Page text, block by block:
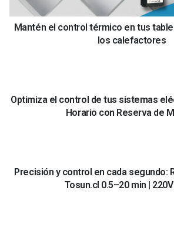
Mantén el control térmico en tus
los calefactores
Optimiza el control de tus sistemas
Horario con Reserva de
Precisión y control en cada segundo:
Tosun.cl 0.5–20 min |